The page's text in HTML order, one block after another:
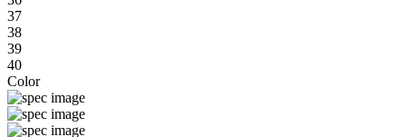
37
38
39
40
Color